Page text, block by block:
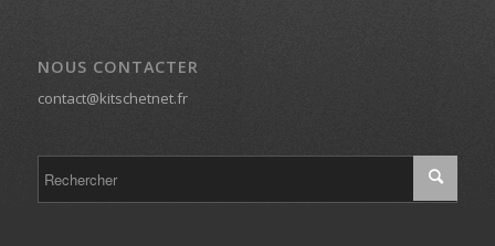
NOUS CONTACTER
contact@kitschetnet.fr